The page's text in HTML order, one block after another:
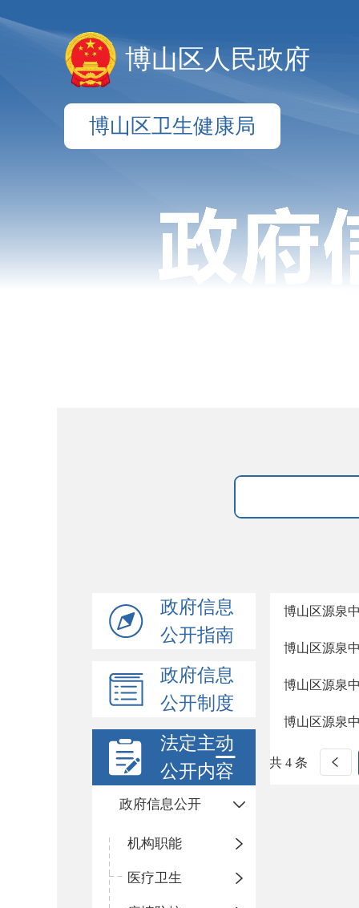
博山区人民政府
博山区卫生健康局
政府信息
公开指南
政府信息
公开制度
法定主动
公开内容
政府信息公开
机构职能
医疗卫生
博山区源泉
博山区源泉
博山区源泉
博山区源泉
共 4 条